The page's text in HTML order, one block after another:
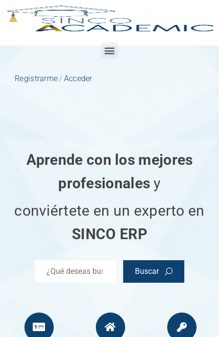
Registrarme/ Acceder
Aprende con los mejores
profesionales y
conviértete en un experto en
SINCO ERP
Buscar